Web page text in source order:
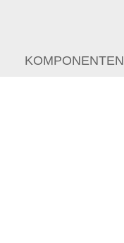
KOMPONENTEN